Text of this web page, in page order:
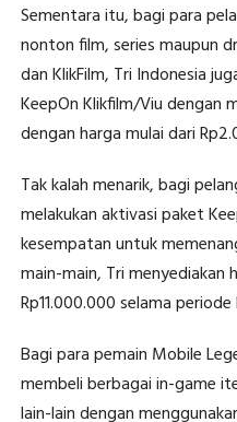
Sementara itu, bagi para
nonton film, series maupun
dan KlikFilm, Tri Indonesia
KeepOn Klikfilm/Viu dengan
dengan harga mulai dari
Tak kalah menarik, bagi
melakukan aktivasi paket
kesempatan untuk
main-main, Tri
Rp11.000.000 selama
Bagi para pemain Mobile
membeli berbagai in-game
lain-lain dengan